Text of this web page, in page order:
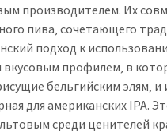
производителем. Их
пива‚ сочетающего
подход к
вкусовым профилем‚ в
бельгийским элям‚ и
для американских IPA.
среди ценителей